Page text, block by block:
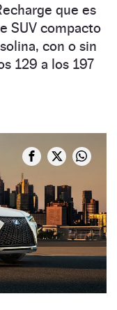
que es
SUV compacto
con o sin
129 a los 197